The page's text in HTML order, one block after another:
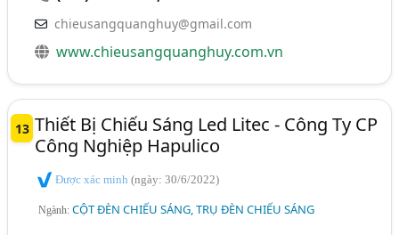
chieusangquanghuy@gmail.com
www.chieusangquanghuy.com.vn
13 Thiết Bị Chiếu Sáng Led Litec - Công Ty CP
Công Nghiệp Hapulico
Được xác minh(ngày: 30/6/2022)
Ngành:CỘT ĐÈN CHIẾU SÁNG, TRỤ ĐÈN CHIẾU SÁNG